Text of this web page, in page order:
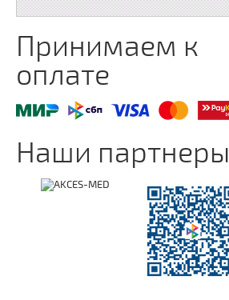
Принимаем к
оплате
Наши партнеры